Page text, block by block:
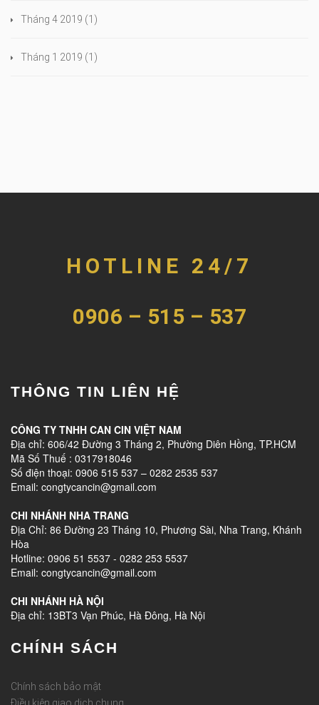
Tháng 4 2019 (1)
Tháng 1 2019 (1)
HOTLINE 24/7
0906 – 515 – 537
THÔNG TIN LIÊN HỆ
CÔNG TY TNHH CAN CIN VIỆT NAM
Địa chỉ: 606/42 Đường 3 Tháng 2, Phường Diên Hồng, TP.HCM
Mã Số Thuế : 0317918046
Số điện thoại: 0906 515 537 – 0282 2535 537
Email: congtycancin@gmail.com
CHI NHÁNH NHA TRANG
Địa Chỉ: 86 Đường 23 Tháng 10, Phương Sài, Nha Trang, Khánh
Hòa
Hotline: 0906 51 5537 - 0282 253 5537
Email: congtycancin@gmail.com
CHI NHÁNH HÀ NỘI
Địa chỉ: 13BT3 Vạn Phúc, Hà Đông, Hà Nội
CHÍNH SÁCH
Chính sách bảo mật